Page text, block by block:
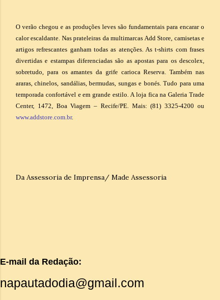
O verão chegou e as produções leves são fundamentais para encarar o
calor escaldante. Nas prateleiras da multimarcas Add Store, camisetas e
artigos refrescantes ganham todas as atenções. As t-shirts com frases
divertidas e estampas diferenciadas são as apostas para os descolex,
sobretudo, para os amantes da grife carioca Reserva. Também nas
araras, chinelos, sandálias, bermudas, sungas e bonés. Tudo para uma
temporada confortável e em grande estilo. A loja fica na Galeria Trade
Center, 1472, Boa Viagem – Recife/PE. Mais: (81) 3325-4200 ou
www.addstore.com.br.
Da Assessoria de Imprensa/ Made Assessoria
E-mail da Redação:
napautadodia@gmail.com